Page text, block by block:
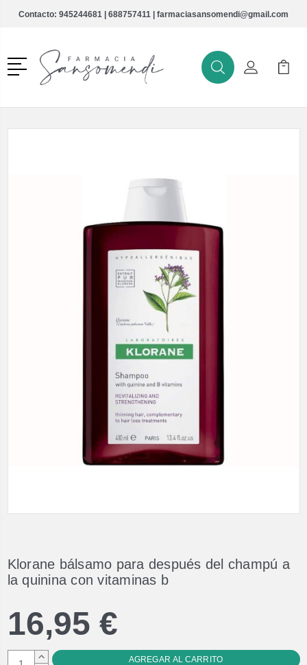
Contacto: 945244681 | 688757411 | farmaciasansomendi@gmail.com
Menú
BuscarMi Cuenta
Mi
Klorane bálsamo para después del champú a
la quinina con vitaminas b
16,95 €
AUMENTAR